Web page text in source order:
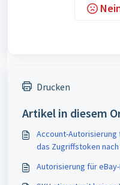
Drucken
Artikel in diesem
Account-
das Zugriffstoken
Autorisierung für